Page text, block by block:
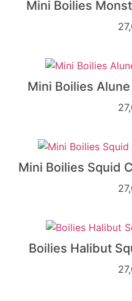
Mini Boilies
Mini Boilies
Mini Boilies Squid
Boilies Halibut